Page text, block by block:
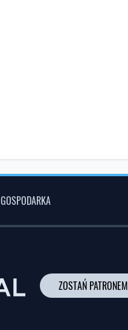
GOSPODARKA
ZOSTAŃ PATRONEM